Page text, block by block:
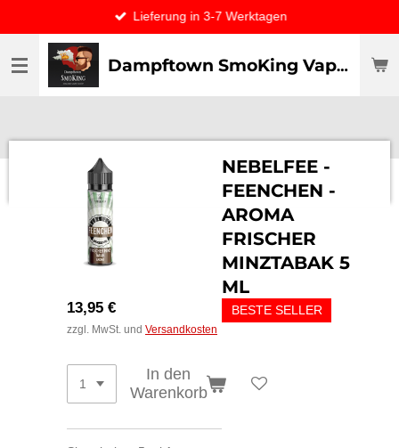
Hauptinhalt
springen
Dampftown SmoKing Vapor specialist & CO / VAPE ONLY THE BEST
Lieferung in 3-7 Werktagen
NEBELFEE -
FEENCHEN -
AROMA
FRISCHER
MINZTABAK 5
ML
BESTE SELLER
13,95 €
zzgl. MwSt. und Versandkosten
In den
Warenkorb